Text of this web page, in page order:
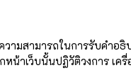
วามสามารถในการรับคำอธิ
น้าเว็บนั้นปฏิวัติวงการ เครื่